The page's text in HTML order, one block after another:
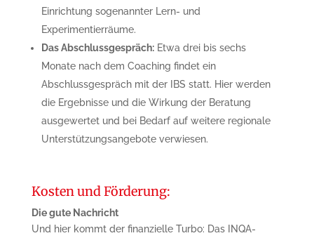
Einrichtung sogenannter Lern- und
Experimentierräume.
Das Abschlussgespräch:Etwa drei bis sechs
Monate nach dem Coaching findet ein
Abschlussgespräch mit der IBS statt. Hier werden
die Ergebnisse und die Wirkung der Beratung
ausgewertet und bei Bedarf auf weitere regionale
Unterstützungsangebote verwiesen.
Kosten und Förderung:
Die gute Nachricht
Und hier kommt der finanzielle Turbo: Das INQA-